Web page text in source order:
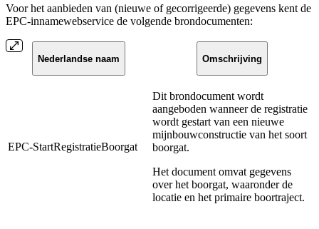
Voor het aanbieden van (nieuwe of gecorrigeerde) gegevens kent de
EPC-innamewebservice de volgende brondocumenten:
Nederlandse naam Omschrijving
EPC-StartRegistratieBoorgat
Dit brondocument wordt
aangeboden wanneer de registratie
wordt gestart van een nieuwe
mijnbouwconstructie van het soort
boorgat.
Het document omvat gegevens
over het boorgat, waaronder de
locatie en het primaire boortraject.